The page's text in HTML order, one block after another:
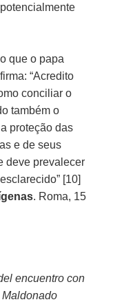
que o papa
“Acredito
conciliar o
também o
proteção das
e de seus
deve prevalecer
[10]
. Roma, 15
encuentro con